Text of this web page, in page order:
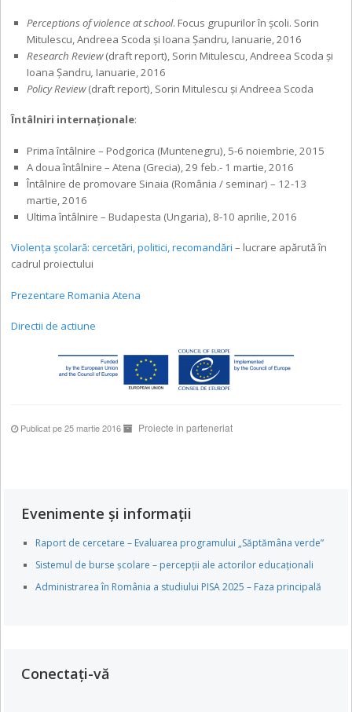
Perceptions of violence at school. Focus grupurilor în școli. Sorin
Mitulescu, Andreea Scoda și Ioana Șandru, Ianuarie, 2016
Research Review(draft report), Sorin Mitulescu, Andreea Scoda și
Ioana Șandru, Ianuarie, 2016
Policy Review(draft report), Sorin Mitulescu și Andreea Scoda
Întâlniri internaționale:
Prima întâlnire – Podgorica (Muntenegru), 5-6 noiembrie, 2015
A doua întâlnire – Atena (Grecia), 29 feb.- 1 martie, 2016
Întâlnire de promovare Sinaia (România / seminar) – 12-13
martie, 2016
Ultima întâlnire – Budapesta (Ungaria), 8-10 aprilie, 2016
Violența școlară: cercetări, politici, recomandări – lucrare apărută în
cadrul proiectului
Prezentare Romania Atena
Directii de actiune
Publicat pe 25 martie 2016 Proiecte in parteneriat
Evenimente și informații
Raport de cercetare – Evaluarea programului „Săptămâna verde”
Sistemul de burse școlare – percepții ale actorilor educaționali
Administrarea în România a studiului PISA 2025 – Faza principală
Conectați-vă